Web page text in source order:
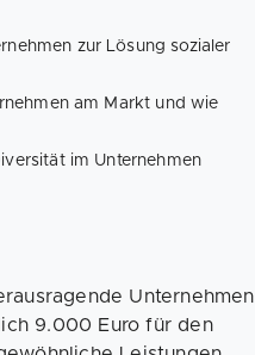
zur Lösung sozialer
am Markt und wie
im Unternehmen
Unternehmen
9.000 Euro für den